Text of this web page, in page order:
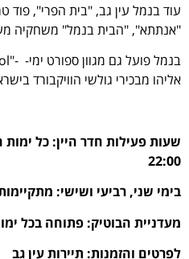
עוד בנמל עין גב, "בית הפרי", פוד
"אנתתא", "הבית בנמל" משחקיה
אליהו מבכירי גולשי הוויקבורד
22:00
בימי שני, רביעי ושישי: מתקיימות
מעדניית הבוטיק: פתוחה בכל
לפרטים והזמנות: תיירות עין גב